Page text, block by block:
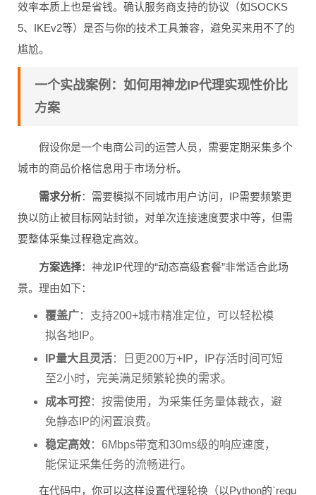
效率本质上也是省钱。确认服务商支持的协议（如SOCKS
5、IKEv2等）是否与你的技术工具兼容，避免买来用不了的
尴尬。
一个实战案例：如何用神龙IP代理实现性价比
方案
假设你是一个电商公司的运营人员，需要定期采集多个
城市的商品价格信息用于市场分析。
需求分析：需要模拟不同城市用户访问，IP需要频繁更
换以防止被目标网站封锁，对单次连接速度要求中等，但需
要整体采集过程稳定高效。
方案选择：神龙IP代理的“动态高级套餐”非常适合此场
景。理由如下：
覆盖广：支持200+城市精准定位，可以轻松模
拟各地IP。
IP量大且灵活：日更200万+IP，IP存活时间可短
至2小时，完美满足频繁轮换的需求。
成本可控：按需使用，为采集任务量体裁衣，避
免静态IP的闲置浪费。
稳定高效：6Mbps带宽和30ms级的响应速度，
能保证采集任务的流畅进行。
在代码中，你可以这样设置代理轮换（以Python的`requ